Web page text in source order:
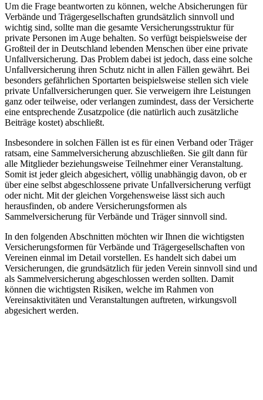
Um die Frage beantworten zu können, welche Absicherungen für
Verbände und Trägergesellschaften grundsätzlich sinnvoll und
wichtig sind, sollte man die gesamte Versicherungsstruktur für
private Personen im Auge behalten. So verfügt beispielsweise der
Großteil der in Deutschland lebenden Menschen über eine private
Unfallversicherung. Das Problem dabei ist jedoch, dass eine solche
Unfallversicherung ihren Schutz nicht in allen Fällen gewährt. Bei
besonders gefährlichen Sportarten beispielsweise stellen sich viele
private Unfallversicherungen quer. Sie verweigern ihre Leistungen
ganz oder teilweise, oder verlangen zumindest, dass der Versicherte
eine entsprechende Zusatzpolice (die natürlich auch zusätzliche
Beiträge kostet) abschließt.
Insbesondere in solchen Fällen ist es für einen Verband oder Träger
ratsam, eine Sammelversicherung abzuschließen. Sie gilt dann für
alle Mitglieder beziehungsweise Teilnehmer einer Veranstaltung.
Somit ist jeder gleich abgesichert, völlig unabhängig davon, ob er
über eine selbst abgeschlossene private Unfallversicherung verfügt
oder nicht. Mit der gleichen Vorgehensweise lässt sich auch
herausfinden, ob andere Versicherungsformen als
Sammelversicherung für Verbände und Träger sinnvoll sind.
In den folgenden Abschnitten möchten wir Ihnen die wichtigsten
Versicherungsformen für Verbände und Trägergesellschaften von
Vereinen einmal im Detail vorstellen. Es handelt sich dabei um
Versicherungen, die grundsätzlich für jeden Verein sinnvoll sind und
als Sammelversicherung abgeschlossen werden sollten. Damit
können die wichtigsten Risiken, welche im Rahmen von
Vereinsaktivitäten und Veranstaltungen auftreten, wirkungsvoll
abgesichert werden.